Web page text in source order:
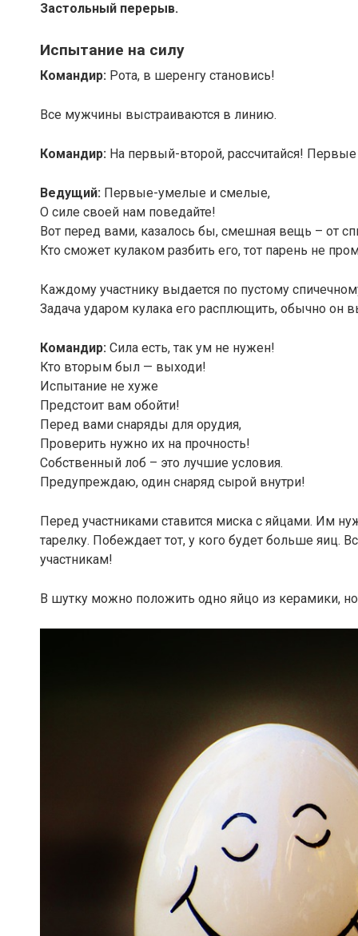
Застольный перерыв.
Испытание на силу
Командир: Рота, в шеренгу становись!
Все мужчины выстраиваются в линию.
Командир: На первый-второй, рассчитайся!
Ведущий: Первые-умелые и смелые,
О силе своей нам поведайте!
Вот перед вами, казалось бы, смешная вещь – от
Кто сможет кулаком разбить его, тот парень не
Каждому участнику выдается по пустому
Задача ударом кулака его расплющить, обычно он
Командир: Сила есть, так ум не нужен!
Кто вторым был — выходи!
Испытание не хуже
Предстоит вам обойти!
Перед вами снаряды для орудия,
Проверить нужно их на прочность!
Собственный лоб – это лучшие условия.
Предупреждаю, один снаряд сырой внутри!
Перед участниками ставится миска с яйцами. Им
тарелку. Побеждает тот, у кого будет больше яиц.
участникам!
В шутку можно положить одно яйцо из керамики,